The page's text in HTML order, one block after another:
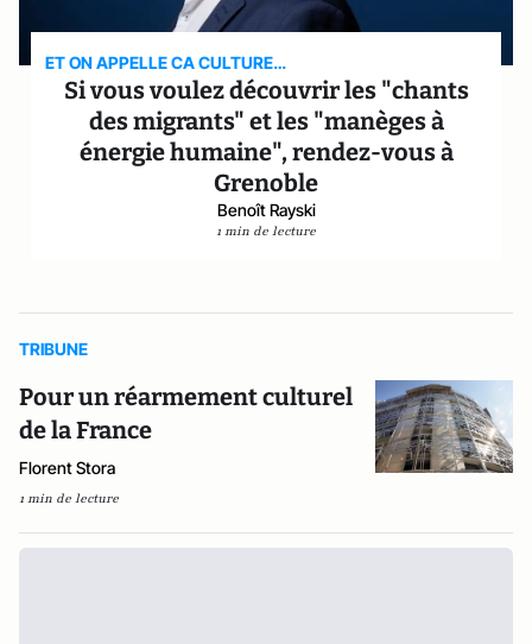
ET ON APPELLE CA CULTURE…
Si vous voulez découvrir les "chants
des migrants" et les "manèges à
énergie humaine", rendez-vous à
Grenoble
Benoît Rayski
1 min de lecture
TRIBUNE
Pour un réarmement culturel
de la France
Florent Stora
1 min de lecture